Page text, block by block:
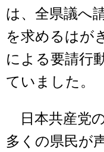
は、全県議へ
を求めるはが
による要請行
ていました。
日本共産党
多くの県民が